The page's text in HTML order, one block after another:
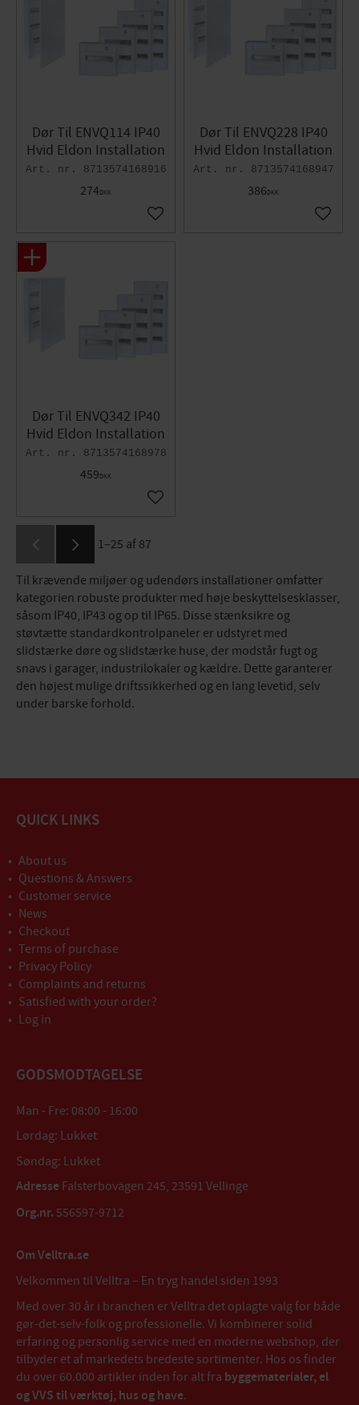
Dør Til ENVQ114 IP40
Hvid Eldon Installation
8713574168916
274DKK
Gem som favorit
Dør Til ENVQ228 IP40
Hvid Eldon Installation
8713574168947
386DKK
Gem
Dør Til ENVQ342 IP40
Hvid Eldon Installation
8713574168978
459DKK
Gem som favorit
1–25 af 87
Til krævende miljøer og udendørs installationer omfatter
kategorien robuste produkter med høje beskyttelsesklasser,
såsom IP40, IP43 og op til IP65. Disse stænksikre og
støvtætte standardkontrolpaneler er udstyret med
slidstærke døre og slidstærke huse, der modstår fugt og
snavs i garager, industrilokaler og kældre. Dette garanterer
den højest mulige driftssikkerhed og en lang levetid, selv
under barske forhold.
QUICK LINKS
About us
Questions & Answers
Customer service
News
Checkout
Terms of purchase
Privacy Policy
Complaints and returns
Satisfied with your order?
Log in
GODSMODTAGELSE
Man - Fre: 08:00 - 16:00
Lørdag: Lukket
Søndag: Lukket
Adresse Falsterbovägen 245, 23591 Vellinge
Org.nr. 556597-9712
Om Velltra.se
Velkommen til Velltra – En tryg handel siden 1993
Med over 30 år i branchen er Velltra det oplagte valg for både
gør-det-selv-folk og professionelle. Vi kombinerer solid
erfaring og personlig service med en moderne webshop, der
tilbyder et af markedets bredeste sortimenter. Hos os finder
du over 60.000 artikler inden for alt fra byggematerialer, el
og VVS til værktøj, hus og have.